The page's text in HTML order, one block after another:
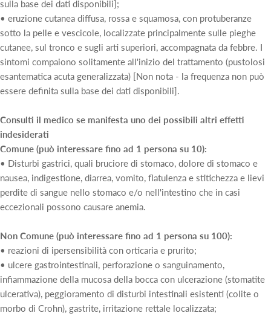
sulla base dei dati disponibili];
• eruzione cutanea diffusa, rossa e squamosa, con protuberanze
sotto la pelle e vescicole, localizzate principalmente sulle pieghe
cutanee, sul tronco e sugli arti superiori, accompagnata da febbre. I
sintomi compaiono solitamente all'inizio del trattamento (pustolosi
esantematica acuta generalizzata) [Non nota - la frequenza non può
essere definita sulla base dei dati disponibili].
Consulti il medico se manifesta uno dei possibili altri effetti
indesiderati
Comune (può interessare fino ad 1 persona su 10):
• Disturbi gastrici, quali bruciore di stomaco, dolore di stomaco e
nausea, indigestione, diarrea, vomito, flatulenza e stitichezza e lievi
perdite di sangue nello stomaco e/o nell'intestino che in casi
eccezionali possono causare anemia.
Non Comune (può interessare fino ad 1 persona su 100):
• reazioni di ipersensibilità con orticaria e prurito;
• ulcere gastrointestinali, perforazione o sanguinamento,
infiammazione della mucosa della bocca con ulcerazione (stomatite
ulcerativa), peggioramento di disturbi intestinali esistenti (colite o
morbo di Crohn), gastrite, irritazione rettale localizzata;